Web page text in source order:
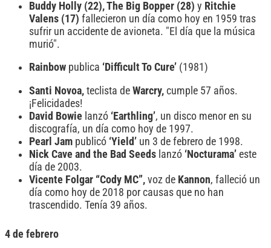
Buddy Holly (22), The Big Bopper (28) y Ritchie
Valens (17) fallecieron un día como hoy en 1959 tras
sufrir un accidente de avioneta. "El día que la música
murió".
Rainbow publica ‘Difficult To Cure’ (1981)
Santi Novoa, teclista de Warcry, cumple 57 años.
¡Felicidades!
David Bowie lanzó ‘Earthling’, un disco menor en su
discografía, un día como hoy de 1997.
Pearl Jam publicó ‘Yield’ un 3 de febrero de 1998.
Nick Cave and the Bad Seeds lanzó ‘Nocturama’ este
día de 2003.
Vicente Folgar “Cody MC”, voz de Kannon, falleció un
día como hoy de 2018 por causas que no han
trascendido. Tenía 39 años.
4 de febrero